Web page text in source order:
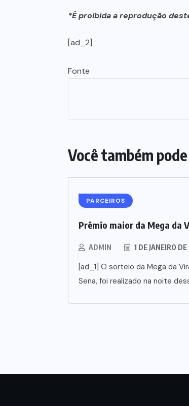
*É proibida a reprodução
[ad_2]
Fonte
Você também
PARCEIROS
Prêmio maior da Mega da
ADMIN 1 DE JANEIRO
[ad_1] O sorteio da Mega da
Sena, foi realizado na noite